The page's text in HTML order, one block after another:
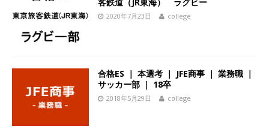
[ 2026年5月14日 ]
【 28卒 ｜ 体験型インターン
ル、マーケティング、ブランディングが経験でき
る ｜ 土日祝休み ｜ 年間休日124日 ｜ ギミック
2020年7月23日 college
合格ES ｜ 本選考 ｜ JFE商事 ｜ 業務職 ｜
サッカー部 ｜ 18卒
2018年5月29日 college